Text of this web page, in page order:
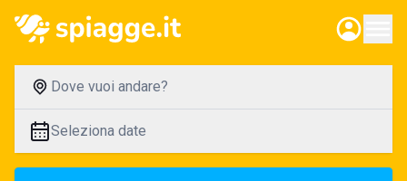
Dove vuoi andare?
Seleziona date